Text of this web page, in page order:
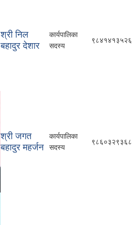
श्री निल
बहादुर देशार
कार्यपालिका
सदस्य
९८४१४१३५२६
श्री जगत
बहादुर महर्जन
कार्यपालिका
सदस्य
९८६०३२९३६८